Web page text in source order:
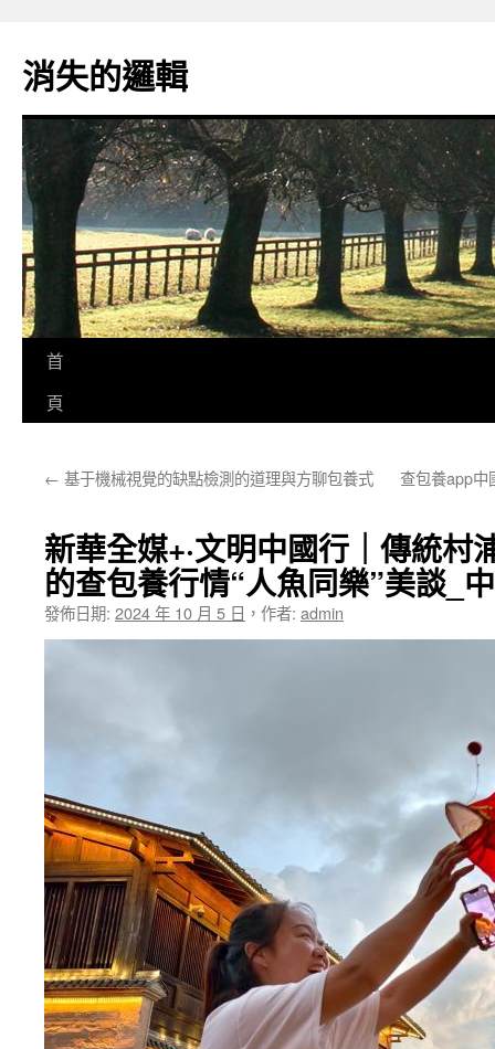
主
要
消失的邏輯
首
頁
← 基于機械視覺的缺點檢測的道理與方聊包養式 查包養app中
新華全媒+·文明中國行｜傳統村
的查包養行情“人魚同樂”美談_
發佈日期: 2024 年 10 月 5 日 ， 作者: admin